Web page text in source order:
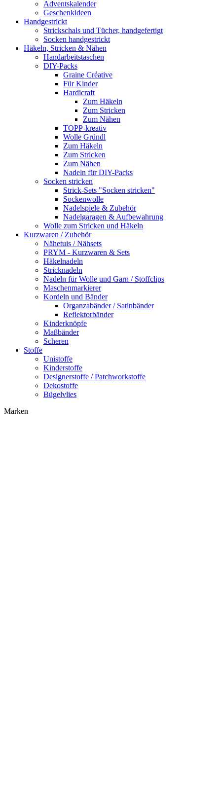
Adventskalender
Geschenkideen
Handgestrickt
Strickschals und Tücher, handgefertigt
Socken handgestrickt
Häkeln, Stricken & Nähen
Handarbeitstaschen
DIY-Packs
Graine Créative
Für Kinder
Hardicraft
Zum Häkeln
Zum Stricken
Zum Nähen
TOPP-kreativ
Wolle Gründl
Zum Häkeln
Zum Stricken
Zum Nähen
Nadeln für DIY-Packs
Socken stricken
Strick-Sets "Socken stricken"
Sockenwolle
Nadelspiele & Zubehör
Nadelgaragen & Aufbewahrung
Wolle zum Stricken und Häkeln
Kurzwaren / Zubehör
Nähetuis / Nähsets
PRYM - Kurzwaren & Sets
Häkelnadeln
Stricknadeln
Nadeln für Wolle und Garn / Stoffclips
Maschenmarkierer
Kordeln und Bänder
Organzabänder / Satinbänder
Reflektorbänder
Kinderknöpfe
Maßbänder
Scheren
Stoffe
Unistoffe
Kinderstoffe
Designerstoffe / Patchworkstoffe
Dekostoffe
Bügelvlies
Marken